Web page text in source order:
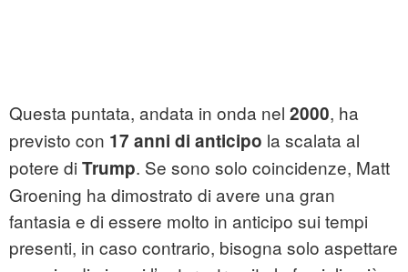
Questa puntata, andata in onda nel 2000, ha
previsto con 17 anni di anticipo la scalata al
potere di Trump. Se sono solo coincidenze, Matt
Groening ha dimostrato di avere una gran
fantasia e di essere molto in anticipo sui tempi
presenti, in caso contrario, bisogna solo aspettare